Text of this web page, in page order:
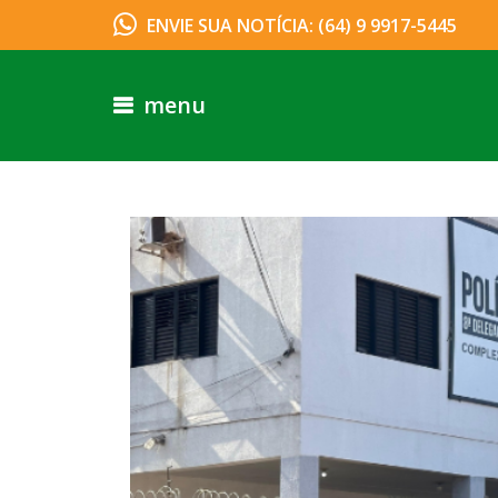
ENVIE SUA NOTÍCIA: (64) 9 9917-5445
menu